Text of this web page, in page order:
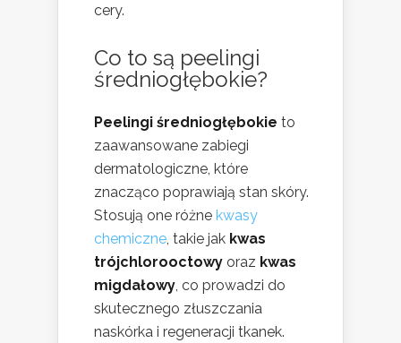
cery.
Co to są peelingi
średniogłębokie?
Peelingi średniogłębokie to
zaawansowane zabiegi
dermatologiczne, które
znacząco poprawiają stan skóry.
Stosują one różne kwasy
chemiczne , takie jak kwas
trójchlorooctowy oraz kwas
migdałowy , co prowadzi do
skutecznego złuszczania
naskórka i regeneracji tkanek.